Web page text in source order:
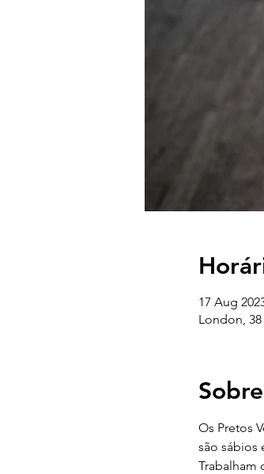
17 Aug
London,
Os Pretos
são sábios
Trabalham